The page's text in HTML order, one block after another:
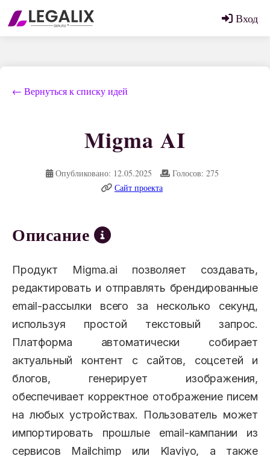
Вход
← Вернуться к списку идей
Migma AI
Опубликовано: 12.05.2025
Голосов: 275
Сайт проекта
Описание
Продукт Migma.ai позволяет создавать,
редактировать и отправлять брендированные
email-рассылки всего за несколько секунд,
используя простой текстовый запрос.
Платформа автоматически собирает
актуальный контент с сайтов, соцсетей и
блогов, генерирует изображения,
обеспечивает корректное отображение писем
на любых устройствах. Пользователь может
импортировать прошлые email-кампании из
сервисов Mailchimp или Klaviyo, а также